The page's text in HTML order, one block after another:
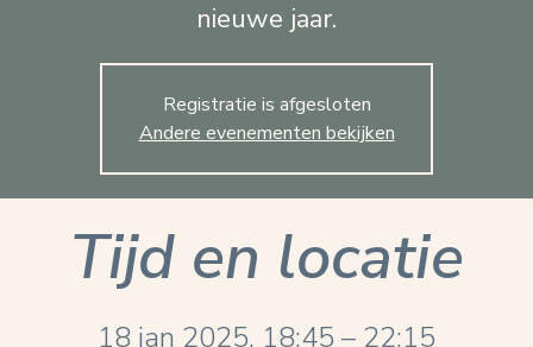
nieuwe jaar.
Registratie is afgesloten
Andere evenementen bekijken
Tijd en locatie
18 jan 2025, 18:45 – 22:15